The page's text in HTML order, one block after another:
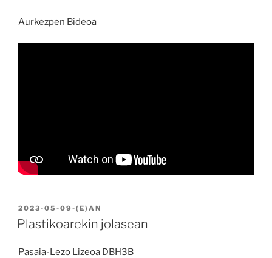
Aurkezpen Bideoa
2023-05-09-(E)AN
Plastikoarekin jolasean
Pasaia-Lezo Lizeoa DBH3B